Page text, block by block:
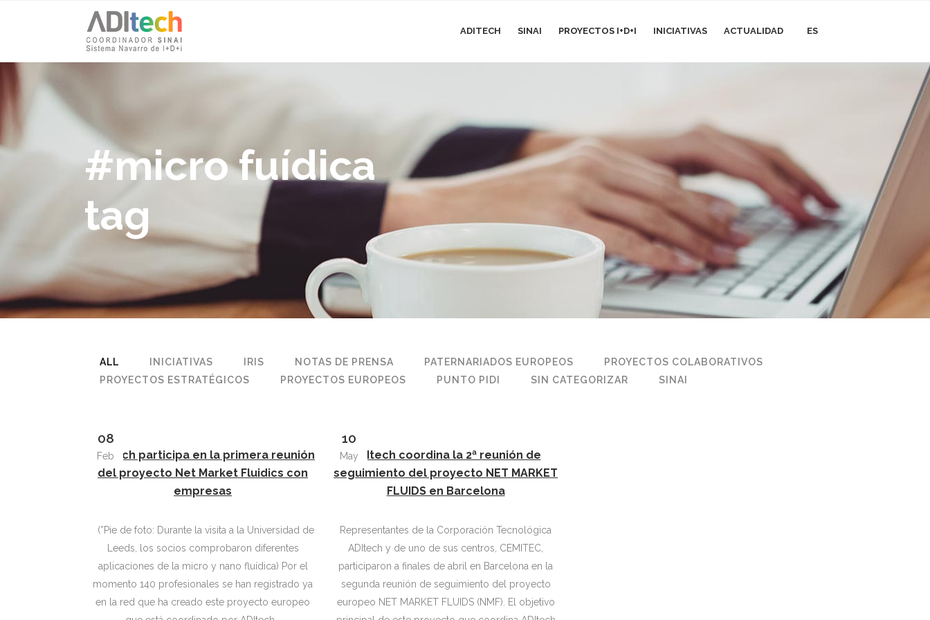
ADITECH SINAI PROYECTOS I+D+I INICIATIVAS ACTUALIDAD ES
#micro fuídica
tag
ALL INICIATIVAS IRIS NOTAS DE PRENSA PATERNARIADOS EUROPEOS
PROYECTOS COLABORATIVOS
PROYECTOS ESTRATÉGICOS
PROYECTOS EUROPEOS PUNTO PIDI SIN CATEGORIZAR SINAI
08
Feb
ADItech participa en la primera reunión
del proyecto Net Market Fluidics con
empresas
Leeds, los socios comprobaron diferentes
aplicaciones de la micro y nano fluídica) Por el
momento 140 profesionales se han registrado ya
en la red que ha creado este proyecto europeo
10
MayADItech coordina la 2ª reunión de
seguimiento del proyecto NET MARKET
FLUIDS en Barcelona
Representantes de la Corporación Tecnológica
ADItech y de uno de sus centros, CEMITEC,
participaron a finales de abril en Barcelona en la
segunda reunión de seguimiento del proyecto
europeo NET MARKET FLUIDS (NMF). El objetivo